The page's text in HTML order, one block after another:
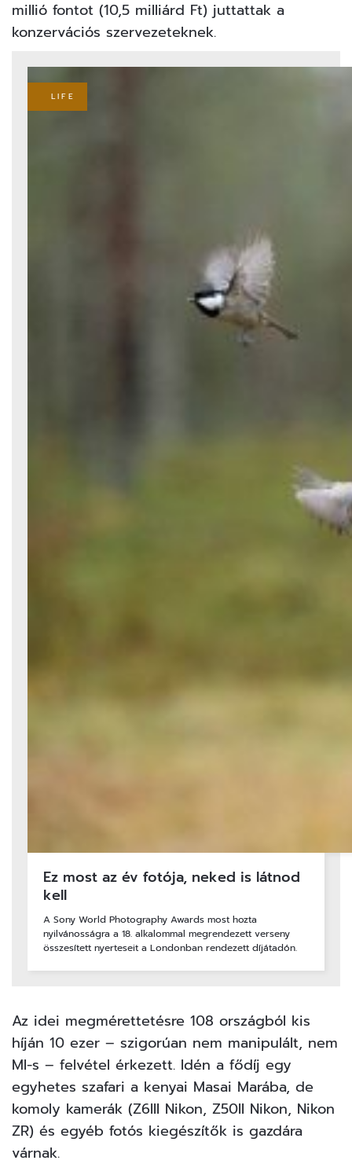
millió fontot (10,5 milliárd Ft) juttattak a
konzervációs szervezeteknek.
LIFE
Ez most az év fotója, neked is látnod
kell
A Sony World Photography Awards most hozta
nyilvánosságra a 18. alkalommal megrendezett verseny
összesített nyerteseit a Londonban rendezett díjátadón.
Az idei megmérettetésre 108 országból kis
híján 10 ezer – szigorúan nem manipulált, nem
MI-s – felvétel érkezett. Idén a fődíj egy
egyhetes szafari a kenyai Masai Marába, de
komoly kamerák (Z6III Nikon, Z50II Nikon, Nikon
ZR) és egyéb fotós kiegészítők is gazdára
várnak.